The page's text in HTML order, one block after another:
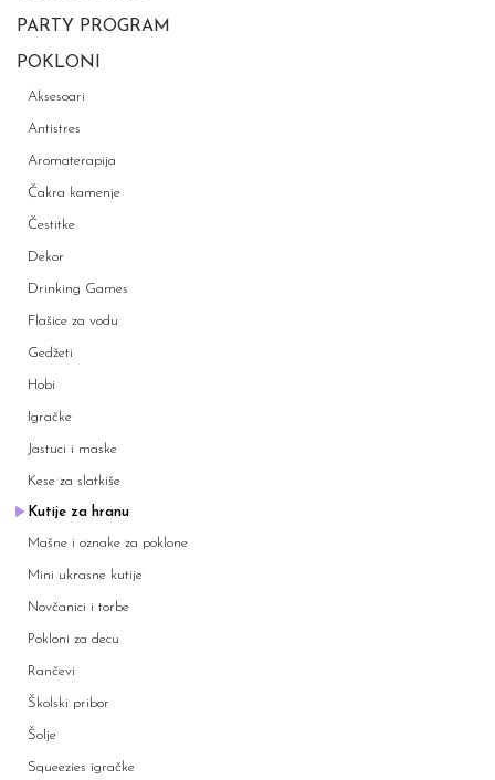
PARTY PROGRAM
POKLONI
Aksesoari
Antistres
Aromaterapija
Čakra kamenje
Čestitke
Dekor
Drinking Games
Flašice za vodu
Gedžeti
Hobi
Igračke
Jastuci i maske
Kese za slatkiše
Kutije za hranu
Mašne i oznake za poklone
Mini ukrasne kutije
Novčanici i torbe
Pokloni za decu
Rančevi
Školski pribor
Šolje
Squeezies igračke